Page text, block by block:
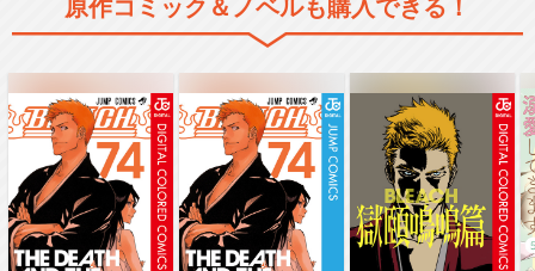
原作コミック＆ノベルも購入できる！